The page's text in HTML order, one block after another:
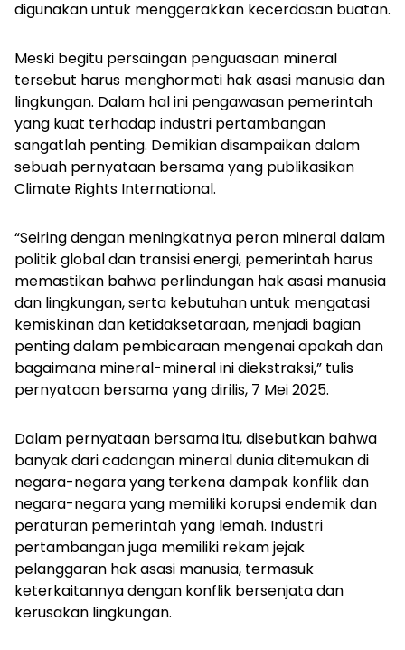
digunakan untuk menggerakkan kecerdasan buatan.
Meski begitu persaingan penguasaan mineral
tersebut harus menghormati hak asasi manusia dan
lingkungan. Dalam hal ini pengawasan pemerintah
yang kuat terhadap industri pertambangan
sangatlah penting. Demikian disampaikan dalam
sebuah pernyataan bersama yang publikasikan
Climate Rights International.
“Seiring dengan meningkatnya peran mineral dalam
politik global dan transisi energi, pemerintah harus
memastikan bahwa perlindungan hak asasi manusia
dan lingkungan, serta kebutuhan untuk mengatasi
kemiskinan dan ketidaksetaraan, menjadi bagian
penting dalam pembicaraan mengenai apakah dan
bagaimana mineral-mineral ini diekstraksi,” tulis
pernyataan bersama yang dirilis, 7 Mei 2025.
Dalam pernyataan bersama itu, disebutkan bahwa
banyak dari cadangan mineral dunia ditemukan di
negara-negara yang terkena dampak konflik dan
negara-negara yang memiliki korupsi endemik dan
peraturan pemerintah yang lemah. Industri
pertambangan juga memiliki rekam jejak
pelanggaran hak asasi manusia, termasuk
keterkaitannya dengan konflik bersenjata dan
kerusakan lingkungan.